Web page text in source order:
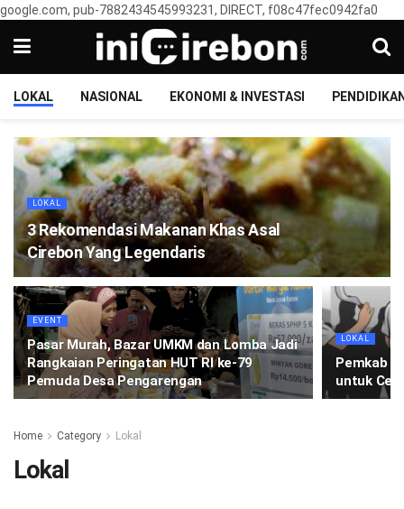
google.com, pub-7882434545993231, DIRECT, f08c47fec0942fa0
LOKAL NASIONAL EKONOMI & INVESTASI
LOKAL
3 Rekomendasi Makanan Khas Asal
Cirebon Yang Legendaris
EVENT
Pasar Murah, Bazar UMKM dan Lomba Jadi
Rangkaian Peringatan HUT RI ke-79
Pemuda Desa Pengarengan
LOKAL
Pemkab
untuk
Home Category Lokal
Lokal